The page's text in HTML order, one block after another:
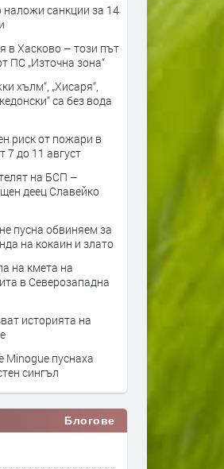
санкции за 14
в Хасково – този път
ПС „Източна зона“
хълм“, „Хисаря“,
са без вода
риск от пожари в
7 до 11 август
на БСП –
деец Славейко
пусна обвиняем за
на кокаин и злато
на кмета на
в Северозападна
историята на
Minogue пуснаха
сингъл
Блогове